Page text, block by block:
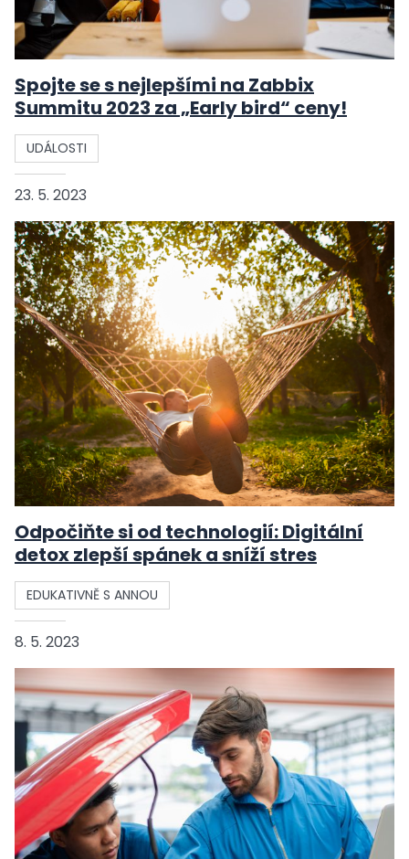
Spojte se s nejlepšími na Zabbix
Summitu 2023 za „Early bird“ ceny!
UDÁLOSTI
23. 5. 2023
Odpočiňte si od technologií: Digitální
detox zlepší spánek a sníží stres
EDUKATIVNĚ S ANNOU
8. 5. 2023